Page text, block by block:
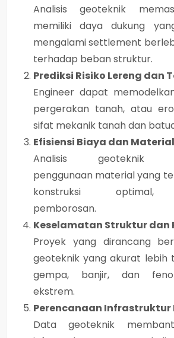
Analisis geoteknik
memilikidaya dukung
mengalami settlement
terhadap beban struktur.
Prediksi Risiko Lereng dan
Engineer dapat
pergerakan tanah, atau
sifat mekanik tanah dan
Efisiensi Biaya dan Material
Analisis geoteknik
penggunaan material yang
konstruksi optimal,
pemborosan.
Keselamatan Struktur dan
Proyek yang dirancang
geoteknik yang akurat lebih
gempa, banjir, dan
ekstrem.
Perencanaan
Data geoteknik